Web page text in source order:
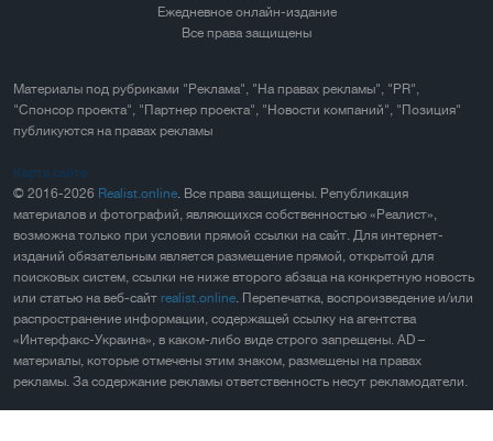
Ежедневное онлайн-издание
Все права защищены
Материалы под рубриками "Реклама", "На правах рекламы", "PR",
"Спонсор проекта", "Партнер проекта", "Новости компаний", "Позиция"
публикуются на правах рекламы
Карта сайта
© 2016-2026 Realist.online. Все права защищены. Републикация
материалов и фотографий, являющихся собственностью «Реалист»,
возможна только при условии прямой ссылки на сайт. Для интернет-
изданий обязательным является размещение прямой, открытой для
поисковых систем, ссылки не ниже второго абзаца на конкретную новость
или статью на веб-сайт realist.online. Перепечатка, воспроизведение и/или
распространение информации, содержащей ссылку на агентства
«Интерфакс-Украина», в каком-либо виде строго запрещены. AD –
материалы, которые отмечены этим знаком, размещены на правах
рекламы. За содержание рекламы ответственность несут рекламодатели.